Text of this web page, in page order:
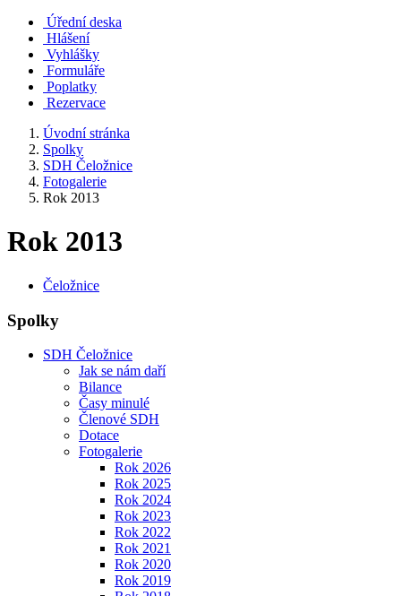
Úřední deska
Hlášení
Vyhlášky
Formuláře
Poplatky
Rezervace
Úvodní stránka
Spolky
SDH Čeložnice
Fotogalerie
Rok 2013
Rok 2013
Čeložnice
Spolky
SDH Čeložnice
Jak se nám daří
Bilance
Časy minulé
Členové SDH
Dotace
Fotogalerie
Rok 2026
Rok 2025
Rok 2024
Rok 2023
Rok 2022
Rok 2021
Rok 2020
Rok 2019